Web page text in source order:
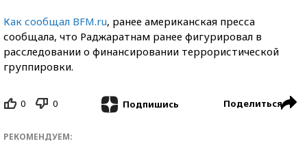
Как сообщал BFM.ru, ранее американская пресса
сообщала, что Раджаратнам ранее фигурировал в
расследовании о финансировании террористической
группировки.
0 0 Подпишись Поделиться
РЕКОМЕНДУЕМ: